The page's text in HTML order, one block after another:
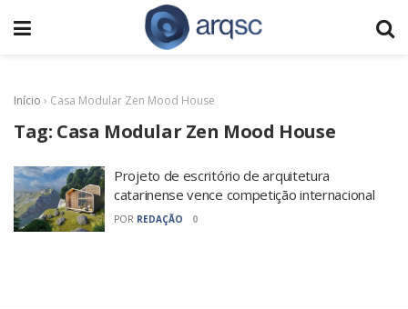
Início › Casa Modular Zen Mood House
Tag: Casa Modular Zen Mood House
Projeto de escritório de arquitetura
catarinense vence competição internacional
POR REDAÇÃO 0